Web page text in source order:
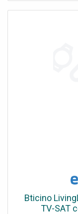
Bticino
TV-SAT